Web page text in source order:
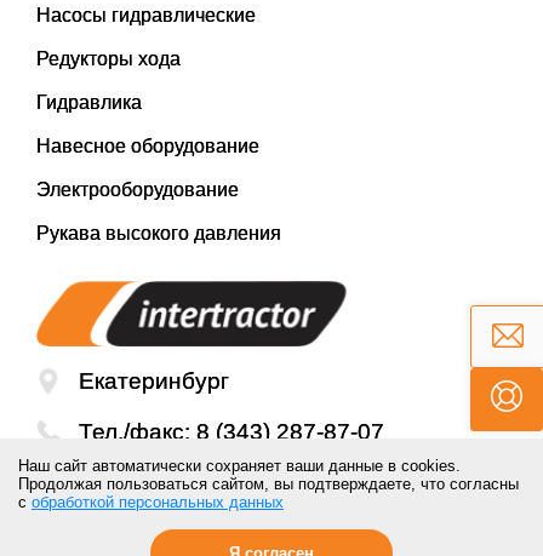
Насосы гидравлические
Редукторы хода
Гидравлика
Навесное оборудование
Электрооборудование
Рукава высокого давления
Екатеринбург
Тел./факс: 8 (343) 287-87-07
Email:mail@inter-tractor.ru
Наш сайт автоматически сохраняет ваши данные в cookies.
Продолжая пользоваться сайтом, вы подтверждаете, что согласны
с обработкой персональных данных